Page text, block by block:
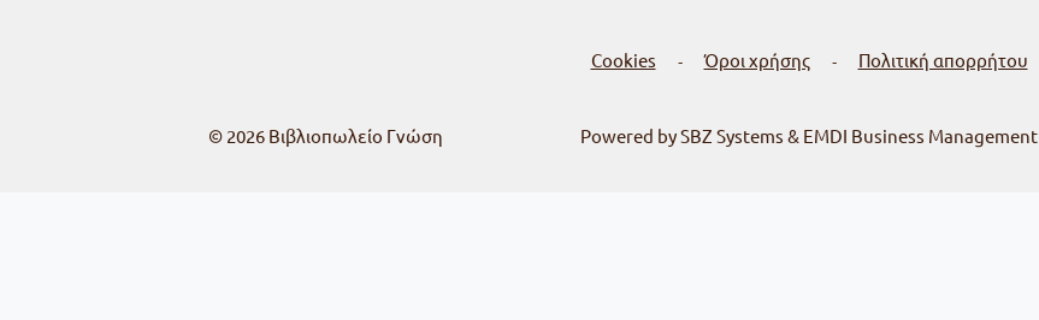
Cookies - Όροι χρήσης - Πολιτική απορρήτου
© 2026 Βιβλιοπωλείο Γνώση Powered by SBZ Systems & EMDI Business Management